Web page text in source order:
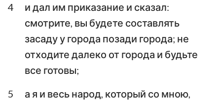
4
и дал им приказание и сказал:
смотрите, вы будете составлять
засаду у города позади города; не
отходите далеко от города и будьте
все готовы;
5
а я и весь народ, который со мною,